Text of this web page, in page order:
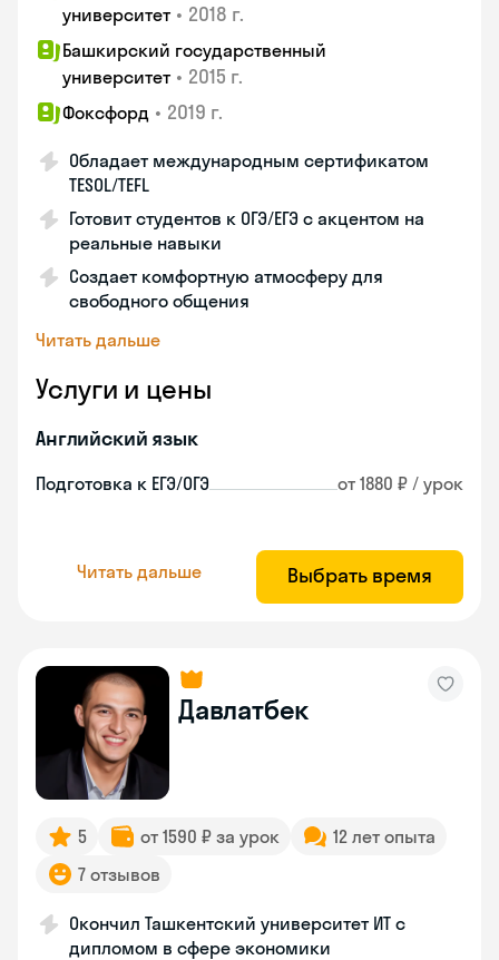
университет • 2018 г.
Башкирский государственный
университет • 2015 г.
Фоксфорд • 2019 г.
Обладает международным сертификатом
TESOL/TEFL
Готовит студентов к ОГЭ/ЕГЭ с акцентом на
реальные навыки
Создает комфортную атмосферу для
свободного общения
Читать дальше
Услуги и цены
Английский язык
Подготовка к ЕГЭ/ОГЭ от 1880 ₽ / урок
Читать дальше Выбрать время
Давлатбек
5 от 1590 ₽ за урок
12 лет опыта
7 отзывов
Окончил Ташкентский университет ИТ с
дипломом в сфере экономики